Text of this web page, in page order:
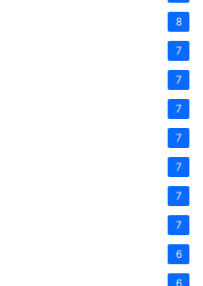
8
7
7
7
7
7
7
7
6
6